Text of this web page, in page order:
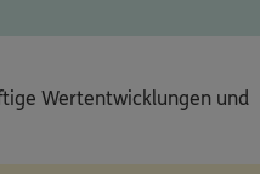
Wertentwicklungen und